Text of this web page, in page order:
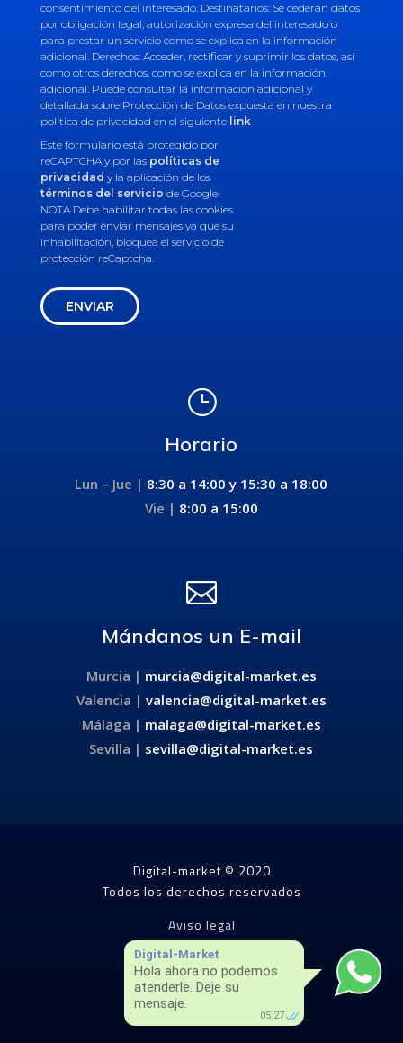
consentimiento del interesado. Destinatarios: Se cederán datos
por obligación legal, autorización expresa del interesado o
para prestar un servicio como se explica en la información
adicional. Derechos: Acceder, rectificar y suprimir los datos, así
como otros derechos, como se explica en la información
adicional. Puede consultar la información adicional y
detallada sobre Protección de Datos expuesta en nuestra
política de privacidad en el siguiente link
Este formulario está protegido por
reCAPTCHA y por las políticas de
privacidad y la aplicación de los
términos del servicio de Google.
NOTA Debe habilitar todas las cookies
para poder enviar mensajes ya que su
inhabilitación, bloquea el servicio de
protección reCaptcha.
ENVIAR
}
Horario
Lun – Jue | 8:30 a 14:00 y 15:30 a 18:00
Vie | 8:00 a 15:00

Mándanos un E-mail
Murcia | murcia@digital-market.es
Valencia | valencia@digital-market.es
Málaga | malaga@digital-market.es
Sevilla | sevilla@digital-market.es
Digital-market © 2020
Todos los derechos reservados
Aviso legal
Política de cookies
Política de privacidad
Digital-Market
Hola ahora no podemos
atenderle. Deje su
mensaje.
05:27